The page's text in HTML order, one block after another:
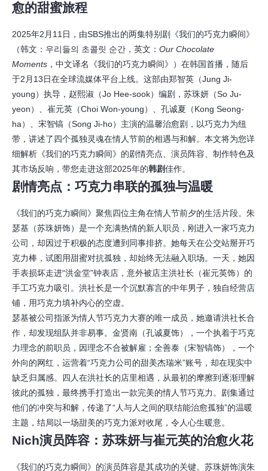
愈的甜蜜旅程
2025年2月11日，由SBS推出的两集特别剧《我们的巧克力瞬间》
（韩文：우리들의 초콜릿 순간，英文： Our Chocolate
Moments ，中文译名《我们的巧克力瞬间》）在韩国首播，随后
于2月13日在全球流媒体平台上线。这部由郑智英（Jung Ji-
young）执导，赵熙淑（Jo Hee-sook）编剧，苏珠妍（So Ju-
yeon）、崔元英（Choi Won-young）、孔诚夏（Kong Seong-
ha）、宋智镐（Song Ji-ho）主演的温馨治愈剧，以巧克力为纽
带，讲述了四个孤独灵魂在情人节前的相遇与和解。本文将为您详
细解析《我们的巧克力瞬间》的剧情亮点、演员阵容、制作特色及
其市场反响，带您走进这部2025年的韩剧佳作。
剧情亮点：巧克力串联的孤独与温暖
《我们的巧克力瞬间》聚焦四位主角在情人节前夕的生活片段。朱
瑟基（苏珠妍饰）是一个充满热情的新人职员，刚进入一家巧克力
公司，却因过于积极的态度遭到同事排挤。她每天在公交站掰开巧
克力棒，试图用甜蜜对抗孤独，却始终无法融入职场。一天，她因
手表损坏走进“洪金堂”钟表店，意外被店主洪社长（崔元英饰）的
手工巧克力吸引。洪社长是一个沉默寡言的中年男子，独自经营店
铺，用巧克力填补内心的空虚。
瑟基被公司指派为情人节巧克力大赛的唯一成员，她邀请洪社长合
作，却发现组队并非易事。金贤南（孔诚夏饰），一个执着于巧克
力理念的前职员，因理念不合被解雇；全善泰（宋智镐饰），一个
外向的网红，运营着“巧克力公司的甜美杰瑞米”账号，却在现实中
缺乏归属感。四人在洪社长的店里相遇，从最初的摩擦到逐渐理解
彼此的孤独，最终携手打造出一款完美的情人节巧克力。剧集通过
他们的冲突与和解，传递了“人与人之间的联结能治愈孤独”的温暖
主题，结局以一场甜美的巧克力派对收尾，令人心生暖意。
Nich演员阵容：苏珠妍与崔元英的治愈火花
《我们的巧克力瞬间》的演员阵容是其成功的关键。苏珠妍饰演朱